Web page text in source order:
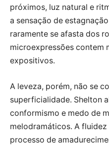
próximos, luz natural e
a sensação de
raramente se afasta dos
microexpressões contem
expositivos.
A leveza, porém, não se
superficialidade. Shelton
conformismo e medo de
melodramáticos. A
processo de